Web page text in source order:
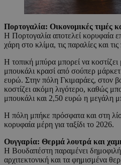
Πορτογαλία: Οικονομικές τιμές
Η Πορτογαλία αποτελεί κορυφαία
χάρη στο κλίμα, τις παραλίες και τις
Η τοπική μπύρα μπορεί να
μπουκάλι κρασί από σούπερ μάρκετ
ευρώ. Στην πόλη Γκιμαράες, στον
κοστίζει ακόμη λιγότερο, καθώς
μπουκάλι και 2,50 ευρώ η μεγάλη
Η πόλη μπήκε πρόσφατα και στη
κορυφαία μέρη για ταξίδι το 2026.
Ουγγαρία: Θερμά λουτρά και
Η Βουδαπέστη παραμένει
αρχιτεκτονική και τα φημισμένα